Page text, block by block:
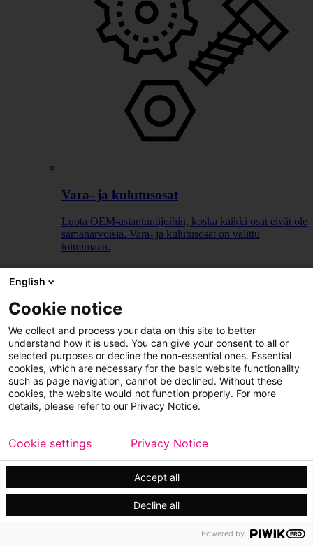
Vara- ja kulutusosat
Luota OEM-asiantuntijoihin, koska kaikki osat eivät ole
samanarvoisia. Vara- ja kulutusosat on valittu
toimimaan.
English
Cookie notice
We collect and process your data on this site to better
understand how it is used. You can give your consent to all or
selected purposes or decline the non-essential ones. Essential
cookies, which are necessary for the basic website functionality
such as page navigation, cannot be declined. Without these
cookies, the website would not function properly. For more
details, please refer to our Privacy Notice.
Accept all
Decline all
Cookie settings Privacy Notice
Powered by